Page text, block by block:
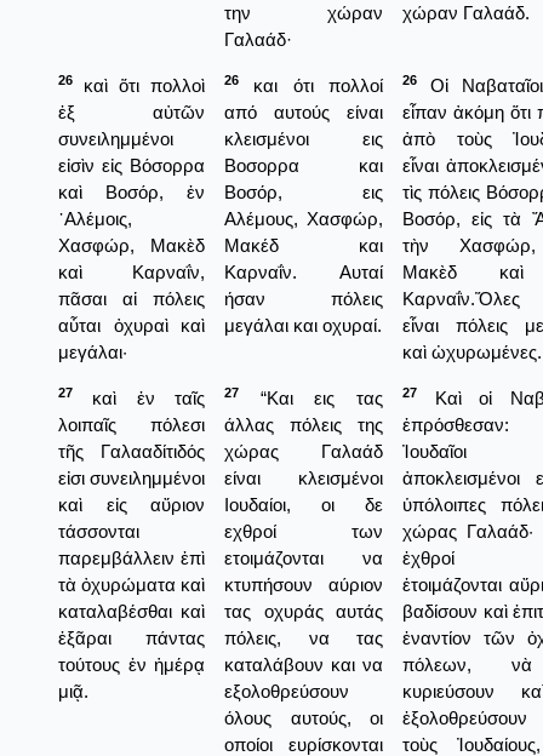
την χώραν
Γαλαάδ·
χώραν Γαλαάδ.
26
καὶ ὅτι πολλοὶ
ἐξ αὐτῶν
συνειλημμένοι
εἰσὶν εἰς Βόσορρα
καὶ Βοσόρ, ἐν
᾿Αλέμοις,
Χασφώρ, Μακὲδ
καὶ Καρναΐν,
πᾶσαι αἱ πόλεις
αὗται ὀχυραὶ καὶ
μεγάλαι·
26
και ότι πολλοί
από αυτούς είναι
κλεισμένοι εις
Βοσορρα και
Βοσόρ, εις
Αλέμους, Χασφώρ,
Μακέδ και
Καρναΐν. Αυταί
ήσαν πόλεις
μεγάλαι και οχυραί.
26
Οἱ
εἶπαν ἀκόμη ὅτι
ἀπὸ τοὺς
εἶναι
τὶς πόλεις
Βοσόρ, εἰς τὰ
τὴν
Μακὲδ καὶ
Καρναΐν.Ὅλες
εἶναι πόλεις
καὶ ὠχυρωμένες.
27
καὶ ἐν ταῖς
λοιπαῖς πόλεσι
τῆς Γαλααδίτιδός
εἰσι συνειλημμένοι
καὶ εἰς αὔριον
τάσσονται
παρεμβάλλειν ἐπὶ
τὰ ὀχυρώματα καὶ
καταλαβέσθαι καὶ
ἐξᾶραι πάντας
τούτους ἐν ἡμέρᾳ
μιᾷ.
27
“Και εις τας
άλλας πόλεις της
χώρας Γαλαάδ
είναι κλεισμένοι
Ιουδαίοι, οι δε
εχθροί των
ετοιμάζονται να
κτυπήσουν αύριον
τας οχυράς αυτάς
πόλεις, να τας
καταλάβουν και να
εξολοθρεύσουν
όλους αυτούς, οι
οποίοι ευρίσκονται
27
Καὶ οἱ
ἐπρόσθεσαν:
Ἰουδαῖοι
ἀποκλεισμένοι
ὑπόλοιπες
χώρας Γαλαάδ·
ἐχθροί
ἑτοιμάζονται
βαδίσουν καὶ
ἐναντίον τῶν
πόλεων, νὰ
κυριεύσουν
ἐξολοθρεύσουν
τοὺς